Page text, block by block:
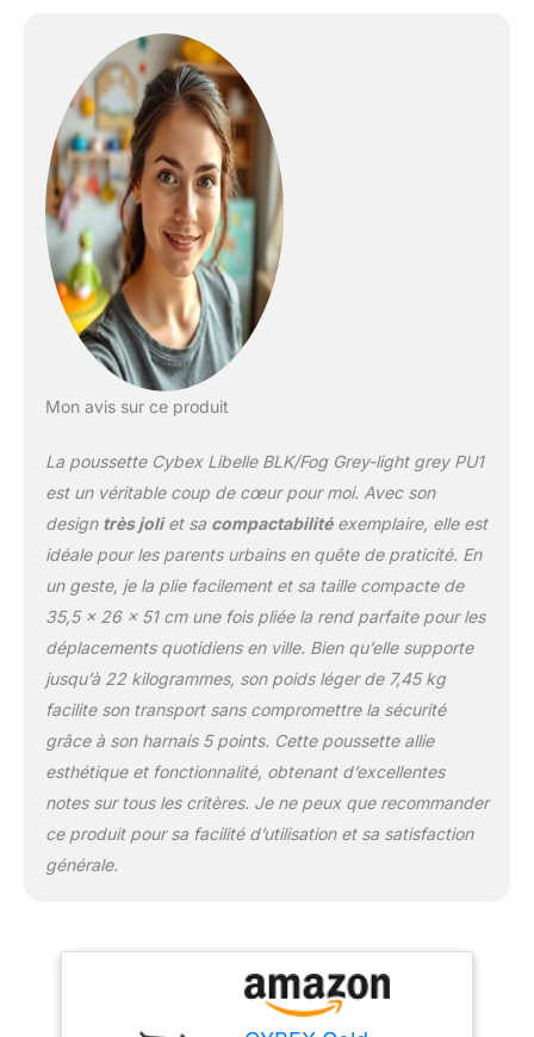
Mon avis sur ce produit
La poussette Cybex Libelle BLK/Fog Grey-light grey PU1
est un véritable coup de cœur pour moi. Avec son
design très joliet sa compactabilitéexemplaire, elle est
idéale pour les parents urbains en quête de praticité. En
un geste, je la plie facilement et sa taille compacte de
35,5 x 26 x 51 cm une fois pliée la rend parfaite pour les
déplacements quotidiens en ville. Bien qu’elle supporte
jusqu’à 22 kilogrammes, son poids léger de 7,45 kg
facilite son transport sans compromettre la sécurité
grâce à son harnais 5 points. Cette poussette allie
esthétique et fonctionnalité, obtenant d’excellentes
notes sur tous les critères. Je ne peux que recommander
ce produit pour sa facilité d’utilisation et sa satisfaction
générale.